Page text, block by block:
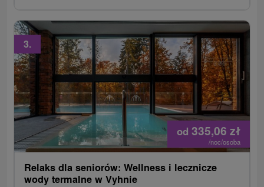
od 335,06 zł
/noc/osoba
3.
Relaks dla seniorów: Wellness i lecznicze
wody termalne w Vyhnie